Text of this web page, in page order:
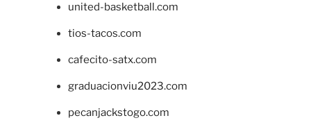
united-basketball.com
tios-tacos.com
cafecito-satx.com
graduacionviu2023.com
pecanjackstogo.com